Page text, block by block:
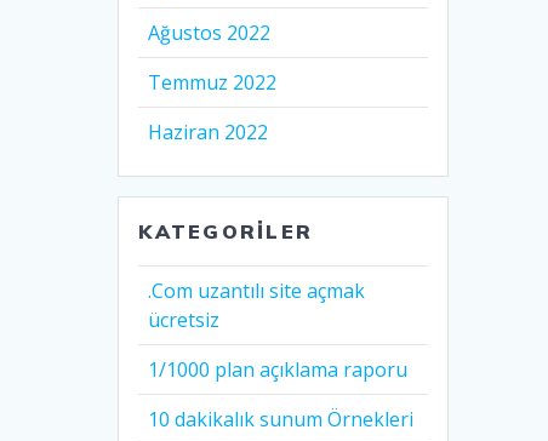
Ağustos 2022
Temmuz 2022
Haziran 2022
KATEGORILER
.Com uzantılı site açmak
ücretsiz
1/1000 plan açıklama raporu
10 dakikalık sunum Örnekleri